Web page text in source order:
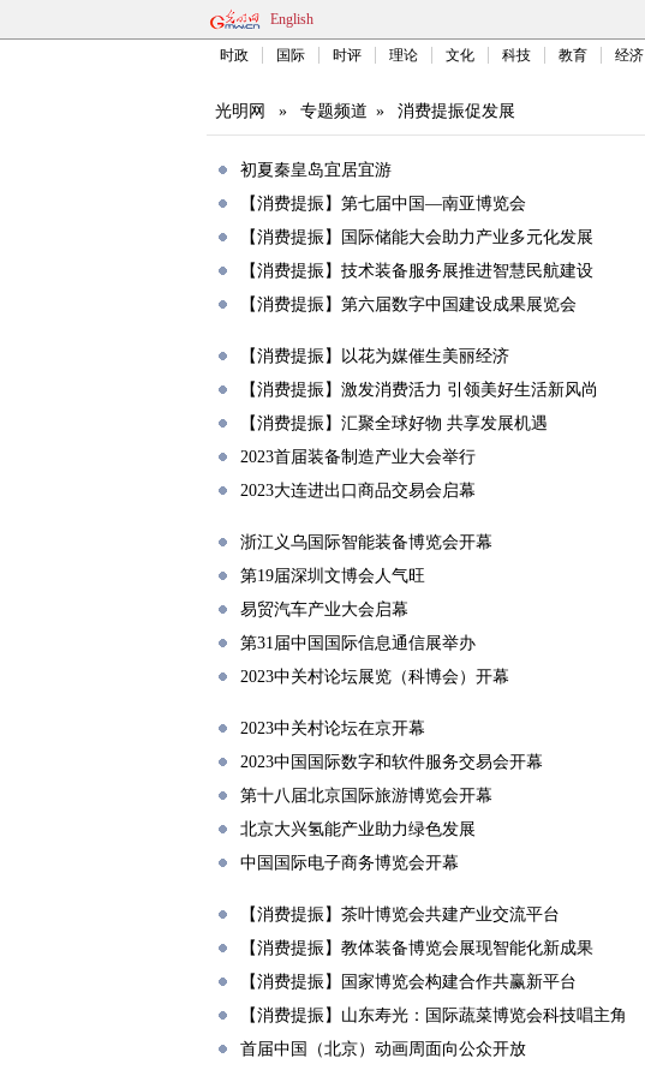
English
时政 国际 时评 理论 文化 科技 教育 经济
光明网 » 专题频道 » 消费提振促发展
初夏秦皇岛宜居宜游
【消费提振】第七届中国—南亚博览会
【消费提振】国际储能大会助力产业多元化发展
【消费提振】技术装备服务展推进智慧民航建设
【消费提振】第六届数字中国建设成果展览会
【消费提振】以花为媒催生美丽经济
【消费提振】激发消费活力 引领美好生活新风尚
【消费提振】汇聚全球好物 共享发展机遇
2023首届装备制造产业大会举行
2023大连进出口商品交易会启幕
浙江义乌国际智能装备博览会开幕
第19届深圳文博会人气旺
易贸汽车产业大会启幕
第31届中国国际信息通信展举办
2023中关村论坛展览（科博会）开幕
2023中关村论坛在京开幕
2023中国国际数字和软件服务交易会开幕
第十八届北京国际旅游博览会开幕
北京大兴氢能产业助力绿色发展
中国国际电子商务博览会开幕
【消费提振】茶叶博览会共建产业交流平台
【消费提振】教体装备博览会展现智能化新成果
【消费提振】国家博览会构建合作共赢新平台
【消费提振】山东寿光：国际蔬菜博览会科技唱主角
首届中国（北京）动画周面向公众开放